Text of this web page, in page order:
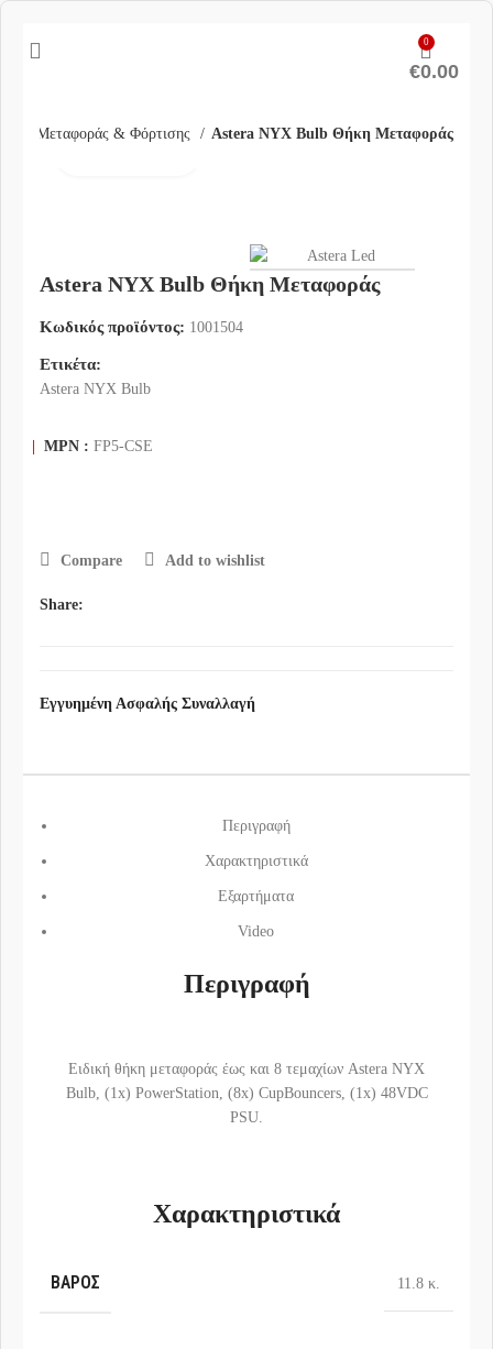
0
€0.00
Μεταφοράς & Φόρτισης Astera NYX Bulb Θήκη Μεταφοράς
Astera NYX Bulb Θήκη Μεταφοράς
Κωδικός προϊόντος: 1001504
Ετικέτα:
Astera NYX Bulb
MPN : FP5-CSE
Compare Add to wishlist
Share:
Εγγυημένη Ασφαλής Συναλλαγή
Περιγραφή
Χαρακτηριστικά
Εξαρτήματα
Video
Περιγραφή
Ειδική θήκη μεταφοράς έως και 8 τεμαχίων Astera NYX
Bulb, (1x) PowerStation, (8x) CupBouncers, (1x) 48VDC
PSU.
Χαρακτηριστικά
ΒΆΡΟΣ 11.8 κ.